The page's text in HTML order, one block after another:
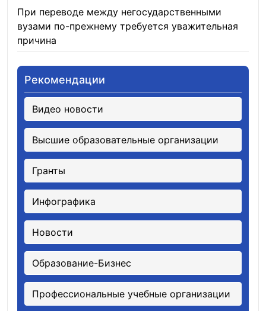
При переводе между негосударственными
вузами по-прежнему требуется уважительная
причина
Рекомендации
Видео новости
Высшие образовательные организации
Гранты
Инфографика
Новости
Образование-Бизнес
Профессиональные учебные организации